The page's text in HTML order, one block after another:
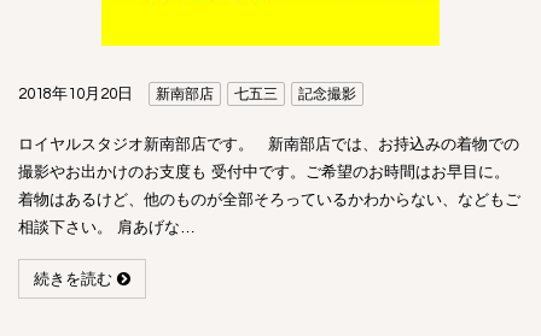
2018年10月20日 新南部店 七五三 記念撮影
ロイヤルスタジオ新南部店です。 新南部店では、お持込みの着物での
撮影やお出かけのお支度も 受付中です。ご希望のお時間はお早目に。
着物はあるけど、他のものが全部そろっているかわからない、などもご
相談下さい。 肩あげな…
続きを読む